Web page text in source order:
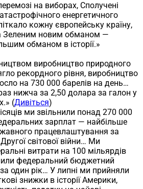
на виборах, Сполучені
енергетичного
кожну європейську країну,
Зеленим новим обманом —
обманом в історії.»
виробництво природного
рекордного рівня, виробництво
на 730 000 барелів на день…
нижча за 2,50 долара за галон у
(Дивіться)
ми звільнили понад 270 000
зарплат — найбільше
працевлаштування за
світової війни… Ми
витрати на 100 мільярдів
федеральний бюджетний
один рік… У липні ми прийняли
знижки в історії Америки,